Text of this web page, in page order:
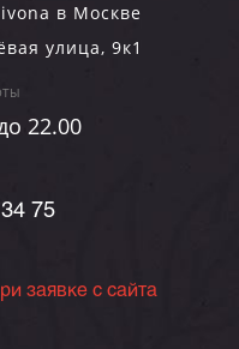
в Москве
улица, 9к1
22.00
75
заявке с сайта